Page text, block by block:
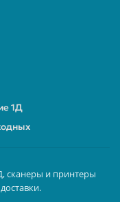
1Д
сканеры и принтеры